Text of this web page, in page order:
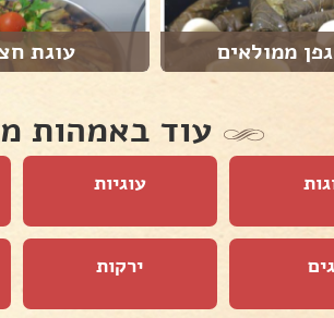
ממולאים עוגת
עוד באמהות
עוגיות
ירקות